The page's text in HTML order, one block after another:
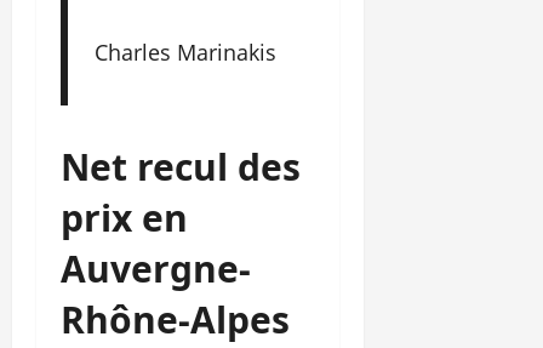
Charles Marinakis
Net recul des
prix en
Auvergne-
Rhône-Alpes